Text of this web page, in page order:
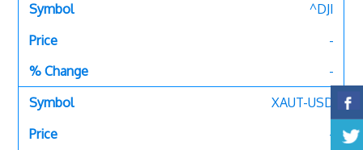
^DJI
-
-
XAUT-USD
-